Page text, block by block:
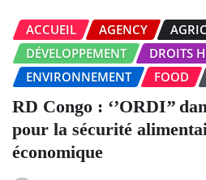
ACCUEIL AGENCY
DÉVELOPPEMENT
DROITS
ENVIRONNEMENT
FOOD
RD Congo : ‘’ORDI’’
pour la sécurité
économique